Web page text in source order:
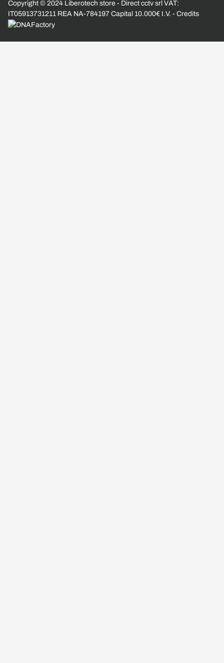
Copyright © 2024 Liberotech store - Direct cctv srl VAT:
IT05913731211 REA NA-784197 Capital 10.000€ I.V. - Credits